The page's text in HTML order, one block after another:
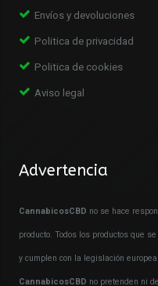
Envíos y devoluciones
Politica de privacidad
Politica de cookies
Aviso legal
Advertencia
CannabicosCBD no se hace
producto. Todos los productos que
y cumplen con la legislación
CannabicosCBD no pretenden ni